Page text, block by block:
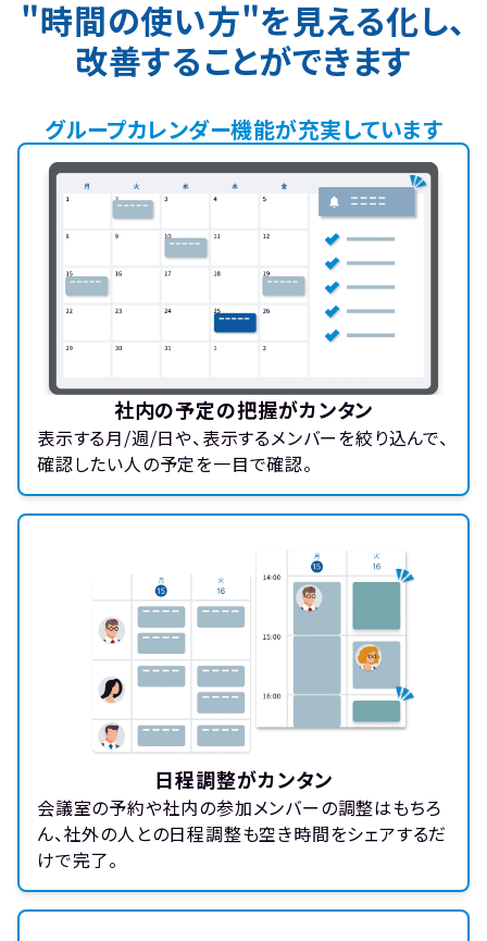
"時間の使い方"を見える化し、
改善することができます
グループカレンダー機能が充実しています
社内の予定の把握がカンタン
表示する月/週/日や、表示するメンバーを絞り込んで、
確認したい人の予定を一目で確認。
日程調整がカンタン
会議室の予約や社内の参加メンバーの調整はもちろ
ん、社外の人との日程調整も空き時間をシェアするだ
けで完了。